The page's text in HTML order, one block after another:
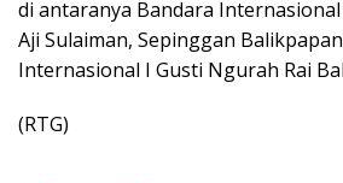
di antaranya ⁠Bandara
Aji Sulaiman, Sepinggan
Internasional I Gusti Ngurah Rai
(RTG)